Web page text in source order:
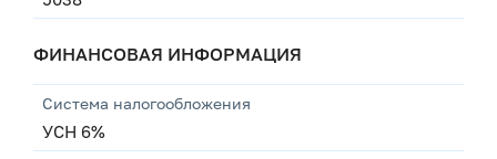
ФИНАНСОВАЯ ИНФОРМАЦИЯ
Система налогообложения
УСН 6%